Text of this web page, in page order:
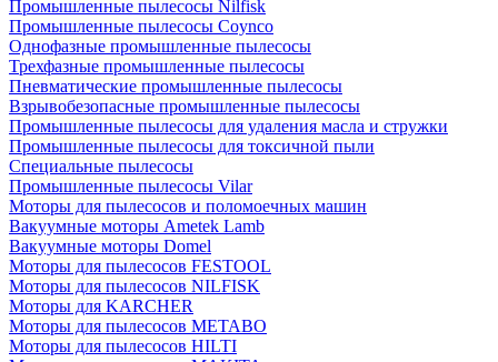
Промышленные пылесосы Nilfisk
Промышленные пылесосы Coynco
Однофазные промышленные пылесосы
Трехфазные промышленные пылесосы
Пневматические промышленные пылесосы
Взрывобезопасные промышленные пылесосы
Промышленные пылесосы для удаления масла и стружки
Промышленные пылесосы для токсичной пыли
Специальные пылесосы
Промышленные пылесосы Vilar
Моторы для пылесосов и поломоечных машин
Вакуумные моторы Ametek Lamb
Вакуумные моторы Domel
Моторы для пылесосов FESTOOL
Моторы для пылесосов NILFISK
Моторы для KARCHER
Моторы для пылесосов METABO
Моторы для пылесосов HILTI